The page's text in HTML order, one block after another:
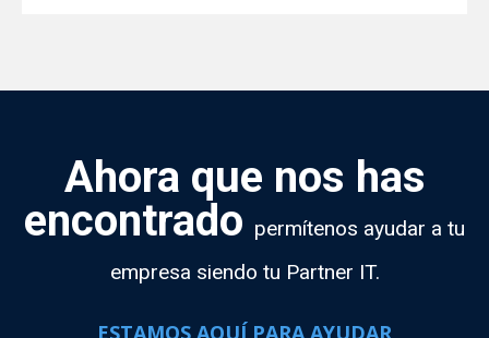
Ahora que nos has
encontrado permítenos ayudar a tu
empresa siendo tu Partner IT.
ESTAMOS AQUÍ PARA AYUDAR